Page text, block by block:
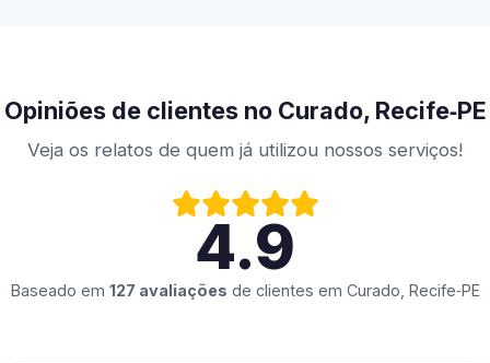
Opiniões de clientes no Curado, Recife‑PE
Veja os relatos de quem já utilizou nossos serviços!
4.9
Baseado em 127 avaliações de clientes em Curado, Recife‑PE